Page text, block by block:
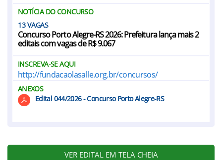
NOTÍCIA DO CONCURSO
13
Concurso Porto Alegre-RS 2026: Prefeitura lança mais 2
editais com vagas de R$ 9.067
INSCREVA-SE AQUI
http://fundacaolasalle.org.br/concursos/
ANEXOS
Edital 044/2026 - Concurso Porto Alegre-RS
VER EDITAL EM TELA CHEIA